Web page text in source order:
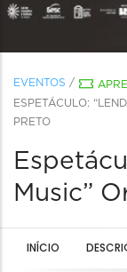
EVENTOS /
ESPETÁCULO:
PRETO
Music”
INÍCIO